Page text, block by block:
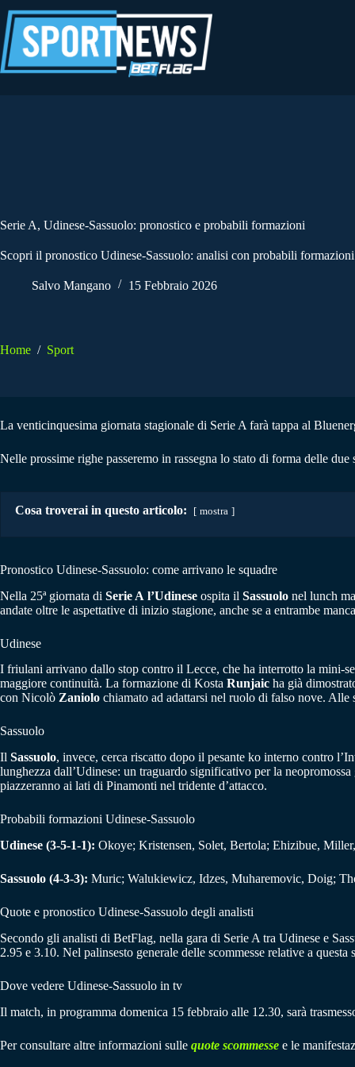
al
contenuto
Serie A, Udinese-Sassuolo: pronostico e probabili formazioni
Scopri il pronostico Udinese-Sassuolo: analisi con probabili
Salvo Mangano 15 Febbraio 2026
Home / Sport
La venticinquesima giornata stagionale di Serie A farà tappa al
Nelle prossime righe passeremo in rassegna lo stato di forma delle due
Cosa troverai in questo articolo: mostra
Pronostico Udinese-Sassuolo: come arrivano le squadre
Nella 25ª giornata di Serie A l’Udinese ospita il Sassuolo nel lunch
andate oltre le aspettative di inizio stagione, anche se a entrambe
Udinese
I friulani arrivano dallo stop contro il Lecce, che ha interrotto la mini-
maggiore continuità. La formazione di Kosta Runjaic ha già
con Nicolò Zaniolo chiamato ad adattarsi nel ruolo di falso nove. Alle
Sassuolo
Il Sassuolo, invece, cerca riscatto dopo il pesante ko interno contro
lunghezza dall’Udinese: un traguardo significativo per la
piazzeranno ai lati di Pinamonti nel tridente d’attacco.
Probabili formazioni Udinese-Sassuolo
Udinese (3-5-1-1): Okoye; Kristensen, Solet, Bertola; Ehizibue,
Sassuolo (4-3-3): Muric; Walukiewicz, Idzes, Muharemovic, Doig;
Quote e pronostico Udinese-Sassuolo degli analisti
Secondo gli analisti di BetFlag, nella gara di Serie A tra Udinese e
2.95 e 3.10. Nel palinsesto generale delle scommesse relative a
Dove vedere Udinese-Sassuolo in tv
Il match, in programma domenica 15 febbraio alle 12.30, sarà
Per consultare altre informazioni sulle quote scommesse e le